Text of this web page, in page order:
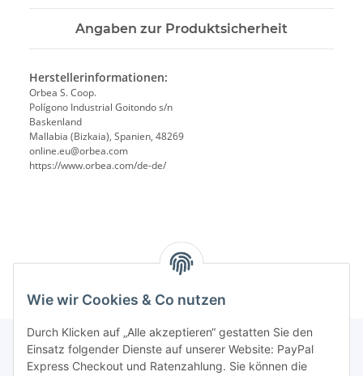
Wie wir Cookies & Co nutzen
Durch Klicken auf „Alle akzeptieren“ gestatten Sie den
Einsatz folgender Dienste auf unserer Website: PayPal
Express Checkout und Ratenzahlung. Sie können die
Angaben zur Produktsicherheit
Herstellerinformationen:
Orbea S. Coop.
Polígono Industrial Goitondo s/n
Baskenland
Mallabia (Bizkaia), Spanien, 48269
online.eu@orbea.com
https://www.orbea.com/de-de/